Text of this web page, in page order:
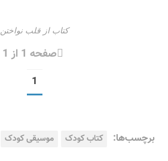
کتاب از قلب نواختن
صفحه 1 از 1
1
برچسب‌ها: کتاب کودک موسیقی کودک